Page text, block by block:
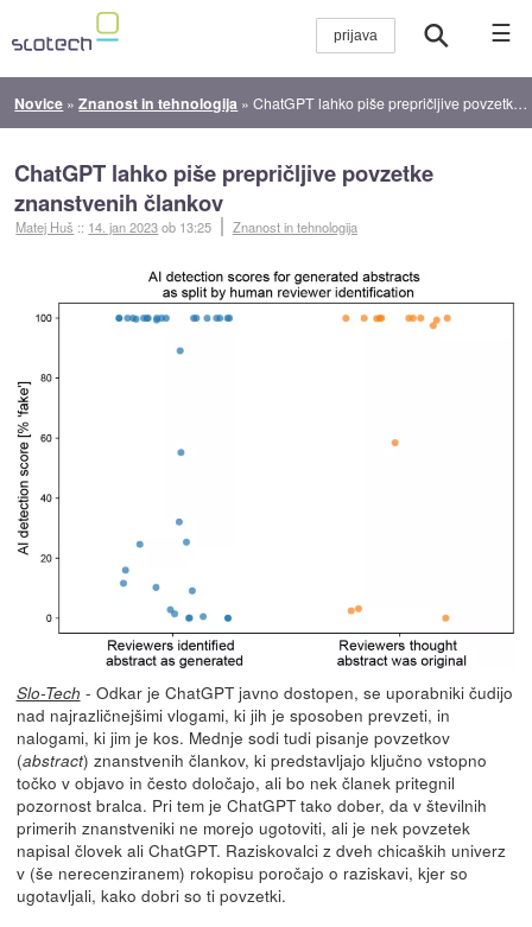
☰
Novice »Znanost in tehnologija »ChatGPT lahko piše prepričljive povzetke znanstvenih člankov
ChatGPT lahko piše prepričljive povzetke
znanstvenih člankov
Matej Huš :: 14. jan 2023ob 13:25 Znanost in tehnologija
Slo-Tech - Odkar je ChatGPT javno dostopen, se uporabniki čudijo
nad najrazličnejšimi vlogami, ki jih je sposoben prevzeti, in
nalogami, ki jim je kos. Mednje sodi tudi pisanje povzetkov
(abstract) znanstvenih člankov, ki predstavljajo ključno vstopno
točko v objavo in često določajo, ali bo nek članek pritegnil
pozornost bralca. Pri tem je ChatGPT tako dober, da v številnih
primerih znanstveniki ne morejo ugotoviti, ali je nek povzetek
napisal človek ali ChatGPT. Raziskovalci z dveh chicaških univerz
v (še nerecenziranem) rokopisu poročajo o raziskavi, kjer so
ugotavljali, kako dobri so ti povzetki.